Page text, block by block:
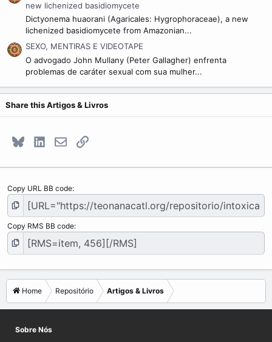
new lichenized basidiomycete
Dictyonema huaorani (Agaricales: Hygrophoraceae), a new
lichenized basidiomycete from Amazonian...
SEXO, MENTIRAS E VIDEOTAPE
O advogado John Mullany (Peter Gallagher) enfrenta
problemas de caráter sexual com sua mulher...
Share this Artigos & Livros
Bluesky LinkedInE-mailLink
Copy URL BB code
Copy RMS BB code
Home Repositório Artigos & Livros
Sobre Nós